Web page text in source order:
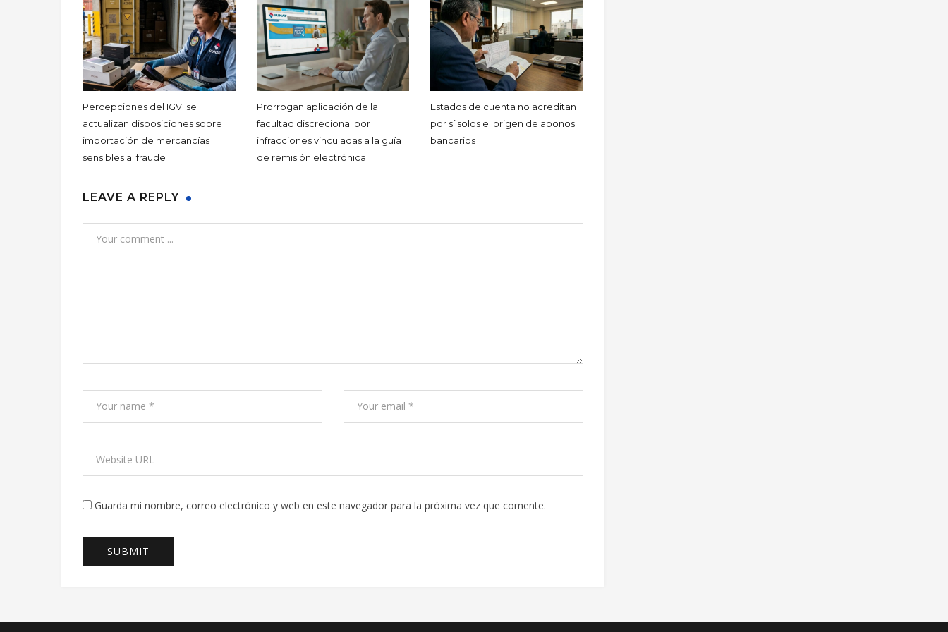
Percepciones del IGV: se
actualizan disposiciones sobre
importación de mercancías
sensibles al fraude
Prorrogan aplicación de la
facultad discrecional por
infracciones vinculadas a la guía
de remisión electrónica
Estados de cuenta no acreditan
por sí solos el origen de abonos
bancarios
LEAVE A REPLY
Guarda mi nombre, correo electrónico y web en este navegador para la próxima vez que comente.